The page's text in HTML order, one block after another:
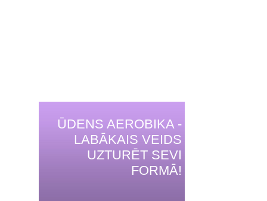
ŪDENS AEROBIKA -
LABĀKAIS VEIDS
UZTURĒT SEVI
FORMĀ!